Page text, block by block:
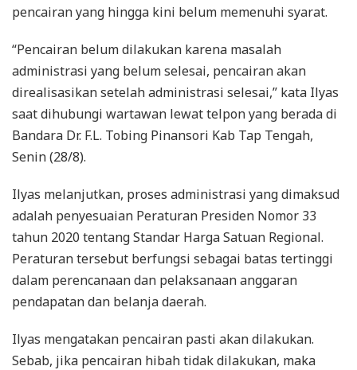
pencairan yang hingga kini belum memenuhi syarat.
“Pencairan belum dilakukan karena masalah
administrasi yang belum selesai, pencairan akan
direalisasikan setelah administrasi selesai,” kata Ilyas
saat dihubungi wartawan lewat telpon yang berada di
Bandara Dr. F.L. Tobing Pinansori Kab Tap Tengah,
Senin (28/8).
Ilyas melanjutkan, proses administrasi yang dimaksud
adalah penyesuaian Peraturan Presiden Nomor 33
tahun 2020 tentang Standar Harga Satuan Regional.
Peraturan tersebut berfungsi sebagai batas tertinggi
dalam perencanaan dan pelaksanaan anggaran
pendapatan dan belanja daerah.
Ilyas mengatakan pencairan pasti akan dilakukan.
Sebab, jika pencairan hibah tidak dilakukan, maka